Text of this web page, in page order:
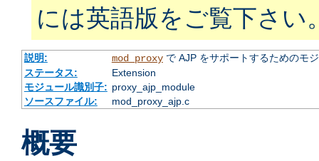
には英語版をご覧下さい
説明: mod_proxyで AJP をサポートするためのモ
ステータス:
Extension
モジュール識別子: proxy_ajp_module
ソースファイル:
mod_proxy_ajp.c
概要